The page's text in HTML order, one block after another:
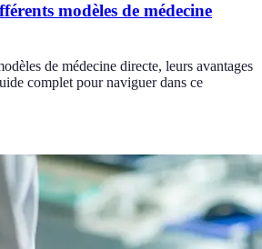
modèles de médecine
de médecine directe, leurs avantages
complet pour naviguer dans ce